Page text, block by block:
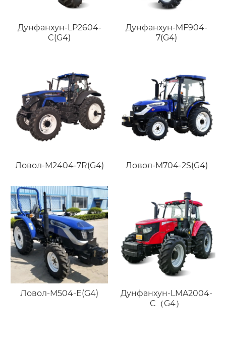
Дунфанхун-LP2604-
C(G4)
Дунфанхун-MF904-
7(G4)
Ловол-M2404-7R(G4) Ловол-M704-2S(G4)
Ловол-M504-E(G4)
Дунфанхун-LMA2004-
C（G4）